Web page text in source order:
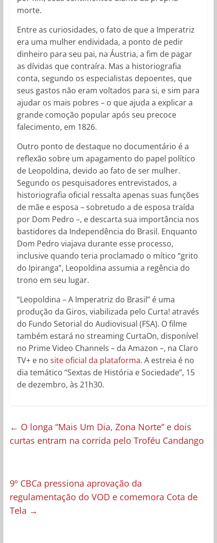
morte.
Entre as curiosidades, o fato de que a Imperatriz
era uma mulher endividada, a ponto de pedir
dinheiro para seu pai, na Áustria, a fim de pagar
as dívidas que contraíra. Mas a historiografia
conta, segundo os especialistas depoentes, que
seus gastos não eram voltados para si, e sim para
ajudar os mais pobres – o que ajuda a explicar a
grande comoção popular após seu precoce
falecimento, em 1826.
Outro ponto de destaque no documentário é a
reflexão sobre um apagamento do papel político
de Leopoldina, devido ao fato de ser mulher.
Segundo os pesquisadores entrevistados, a
historiografia oficial ressalta apenas suas funções
de mãe e esposa – sobretudo a de esposa traída
por Dom Pedro –, e descarta sua importância nos
bastidores da Independência do Brasil. Enquanto
Dom Pedro viajava durante esse processo,
inclusive quando teria proclamado o mítico “grito
do Ipiranga”, Leopoldina assumia a regência do
trono em seu lugar.
“Leopoldina – A Imperatriz do Brasil” é uma
produção da Giros, viabilizada pelo Curta! através
do Fundo Setorial do Audiovisual (FSA). O filme
também estará no streaming CurtaOn, disponível
no Prime Video Channels – da Amazon –, na Claro
TV+ e no site oficial da plataforma. A estreia é no
dia temático “Sextas de História e Sociedade”, 15
de dezembro, às 21h30.
← O longa “Mais Um Dia, Zona Norte” e dois
curtas entram na corrida pelo Troféu Candango
9º CBCa pressiona aprovação da
regulamentação do VOD e comemora Cota de
Tela →